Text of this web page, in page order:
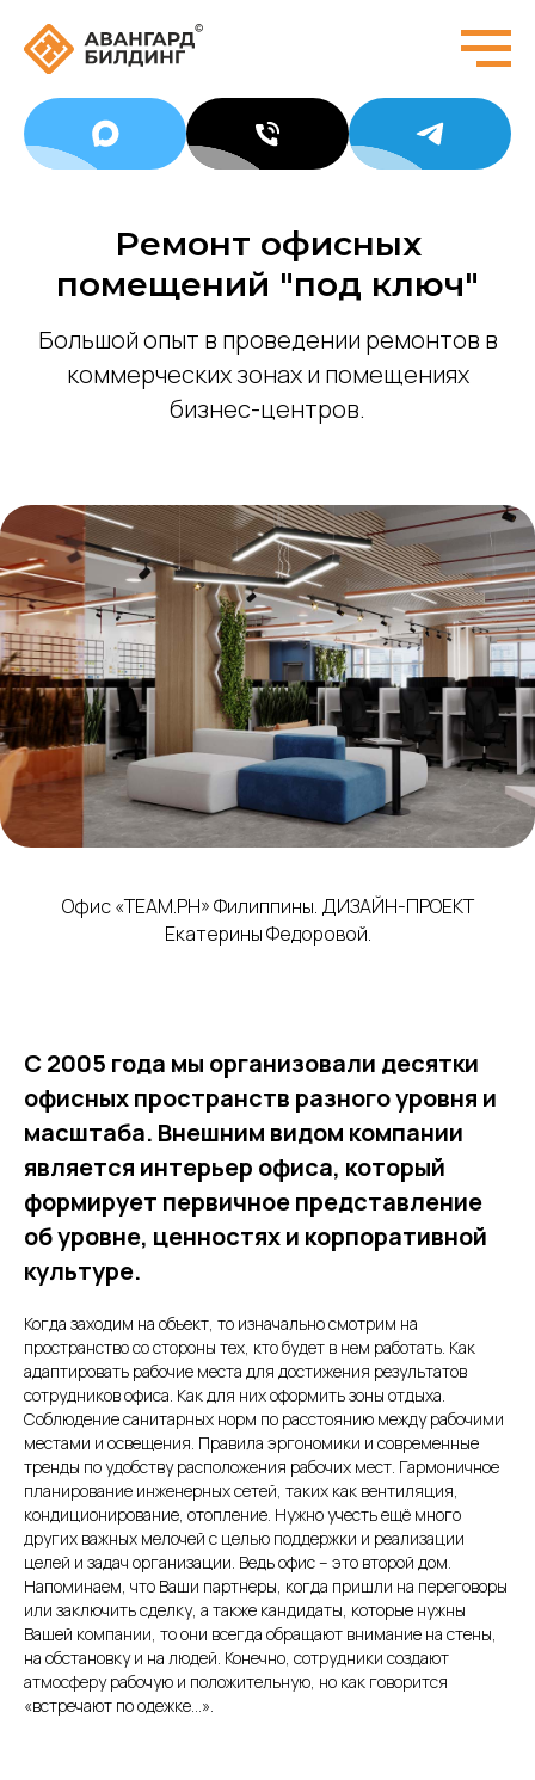
Ремонт офисных
помещений "под ключ"
Большой опыт в проведении ремонтов в
коммерческих зонах и помещениях
бизнес-центров.
Офис «TEAM.PH» Филиппины. ДИЗАЙН-ПРОЕКТ
Екатерины Федоровой.
С 2005 года мы организовали десятки
офисных пространств разного уровня и
масштаба. Внешним видом компании
является интерьер офиса, который
формирует первичное представление
об уровне, ценностях и корпоративной
культуре.
Когда заходим на объект, то изначально смотрим на
пространство со стороны тех, кто будет в нем работать. Как
адаптировать рабочие места для достижения результатов
сотрудников офиса. Как для них оформить зоны отдыха.
Соблюдение санитарных норм по расстоянию между рабочими
местами и освещения. Правила эргономики и современные
тренды по удобству расположения рабочих мест. Гармоничное
планирование инженерных сетей, таких как вентиляция,
кондиционирование, отопление. Нужно учесть ещё много
других важных мелочей с целью поддержки и реализации
целей и задач организации. Ведь офис – это второй дом.
Напоминаем, что Ваши партнеры, когда пришли на переговоры
или заключить сделку, а также кандидаты, которые нужны
Вашей компании, то они всегда обращают внимание на стены,
на обстановку и на людей. Конечно, сотрудники создают
атмосферу рабочую и положительную, но как говорится
«встречают по одежке...».